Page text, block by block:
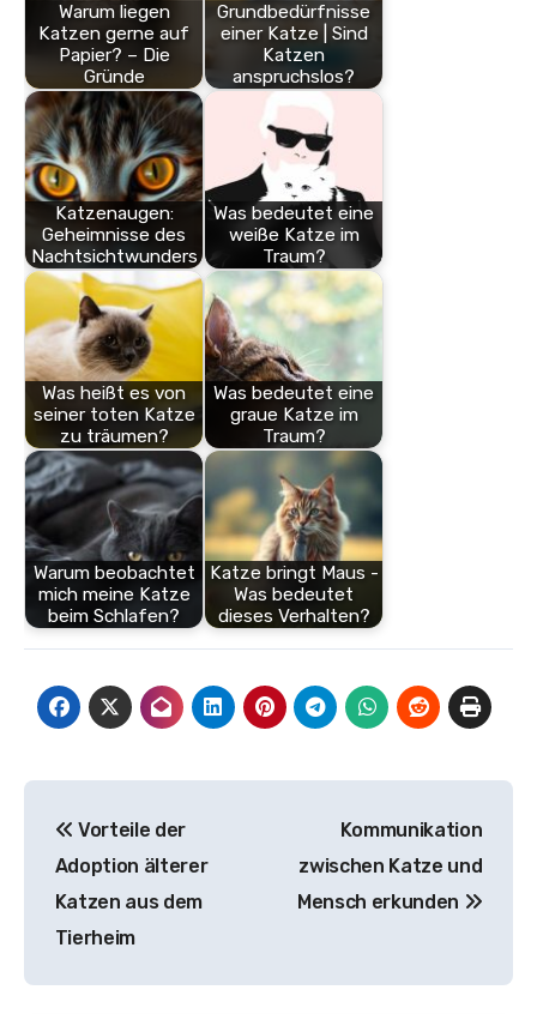
Warum liegen
Katzen gerne auf
Papier? – Die
Gründe
Grundbedürfnisse
einer Katze | Sind
Katzen
anspruchslos?
Katzenaugen:
Geheimnisse des
Nachtsichtwunders
Was bedeutet eine
weiße Katze im
Traum?
Was heißt es von
seiner toten Katze
zu träumen?
Was bedeutet eine
graue Katze im
Traum?
Warum beobachtet
mich meine Katze
beim Schlafen?
Katze bringt Maus -
Was bedeutet
dieses Verhalten?
Vorteile der
Adoption älterer
Katzen aus dem
Tierheim
Kommunikation
zwischen Katze und
Mensch erkunden